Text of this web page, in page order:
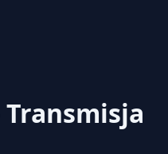
Transmisja